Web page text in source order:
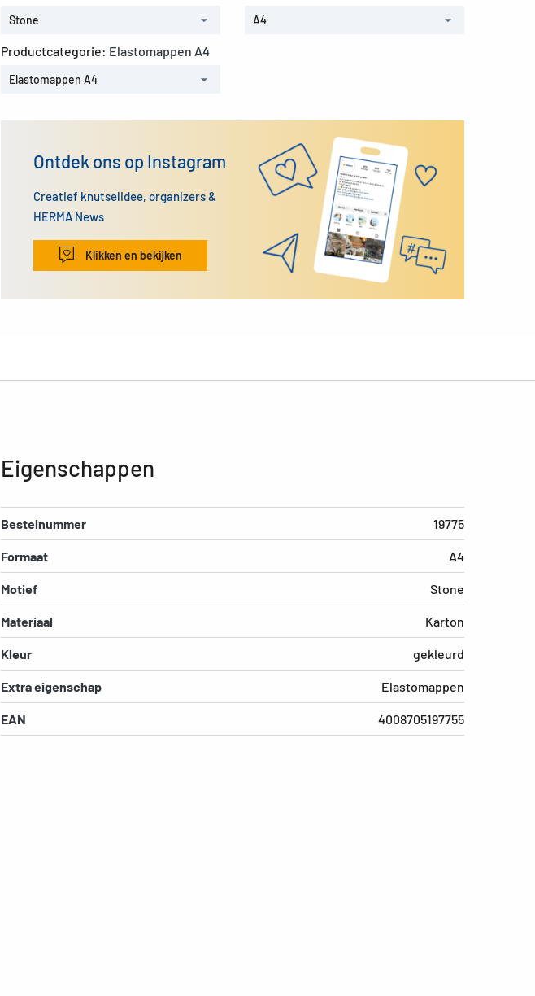
Stone A4
Productcategorie: Elastomappen A4
Elastomappen A4
Ontdek ons op Instagram
Creatief knutselidee, organizers &
HERMA News
Klikken en bekijken
Eigenschappen
Bestelnummer 19775
Formaat A4
Motief Stone
Materiaal Karton
Kleur gekleurd
Extra eigenschap Elastomappen
EAN 4008705197755